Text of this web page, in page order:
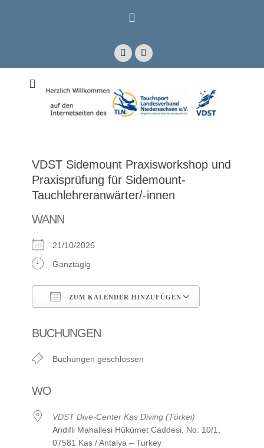
FacebookE-
Mail
Tauchsport
Landesverband
VDST Sidemount Praxisworkshop und
Praxisprüfung für Sidemount-
Tauchlehreranwärter/-innen
WANN
21/10/2026
Ganztägig
ZUM KALENDER HINZUFÜGEN
BUCHUNGEN
Buchungen geschlossen
WO
VDST Dive-Center Kas Diving (Türkei)
Andifli Mahallesi Hükümet Caddesi. No: 10/1,
07581 Kas / Antalya – Turkey